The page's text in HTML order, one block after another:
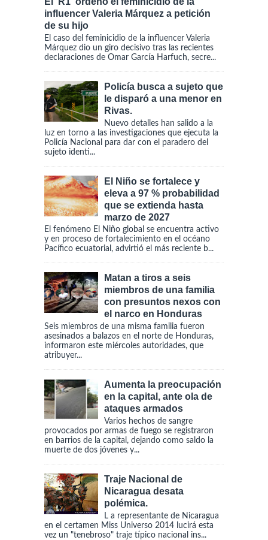
influencer Valeria Márquez a petición
de su hijo
El caso del feminicidio de la influencer Valeria
Márquez dio un giro decisivo tras las recientes
declaraciones de Omar García Harfuch, secre...
Policía busca a sujeto que
le disparó a una menor en
Rivas.
Nuevo detalles han salido a la
luz en torno a las investigaciones que ejecuta la
Policía Nacional para dar con el paradero del
sujeto identi...
El Niño se fortalece y
eleva a 97 % probabilidad
que se extienda hasta
marzo de 2027
El fenómeno El Niño global se encuentra activo
y en proceso de fortalecimiento en el océano
Pacífico ecuatorial, advirtió el más reciente b...
Matan a tiros a seis
miembros de una familia
con presuntos nexos con
el narco en Honduras
Seis miembros de una misma familia fueron
asesinados a balazos en el norte de Honduras,
informaron este miércoles autoridades, que
atribuyer...
Aumenta la preocupación
en la capital, ante ola de
ataques armados
Varios hechos de sangre
provocados por armas de fuego se registraron
en barrios de la capital, dejando como saldo la
muerte de dos jóvenes y...
Traje Nacional de
Nicaragua desata
polémica.
L a representante de Nicaragua
en el certamen Miss Universo 2014 lucirá esta
vez un "tenebroso" traje típico nacional ins...